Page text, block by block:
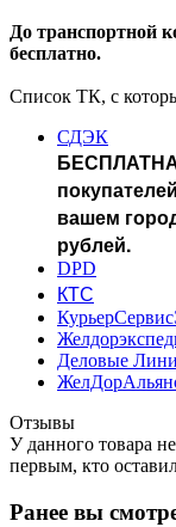
До транспортной
бесплатно.
Список ТК, с
СДЭК
вашем
рублей.
DPD
КТС
Деловые
Отзывы
У данного товара
первым, кто
Ранее вы